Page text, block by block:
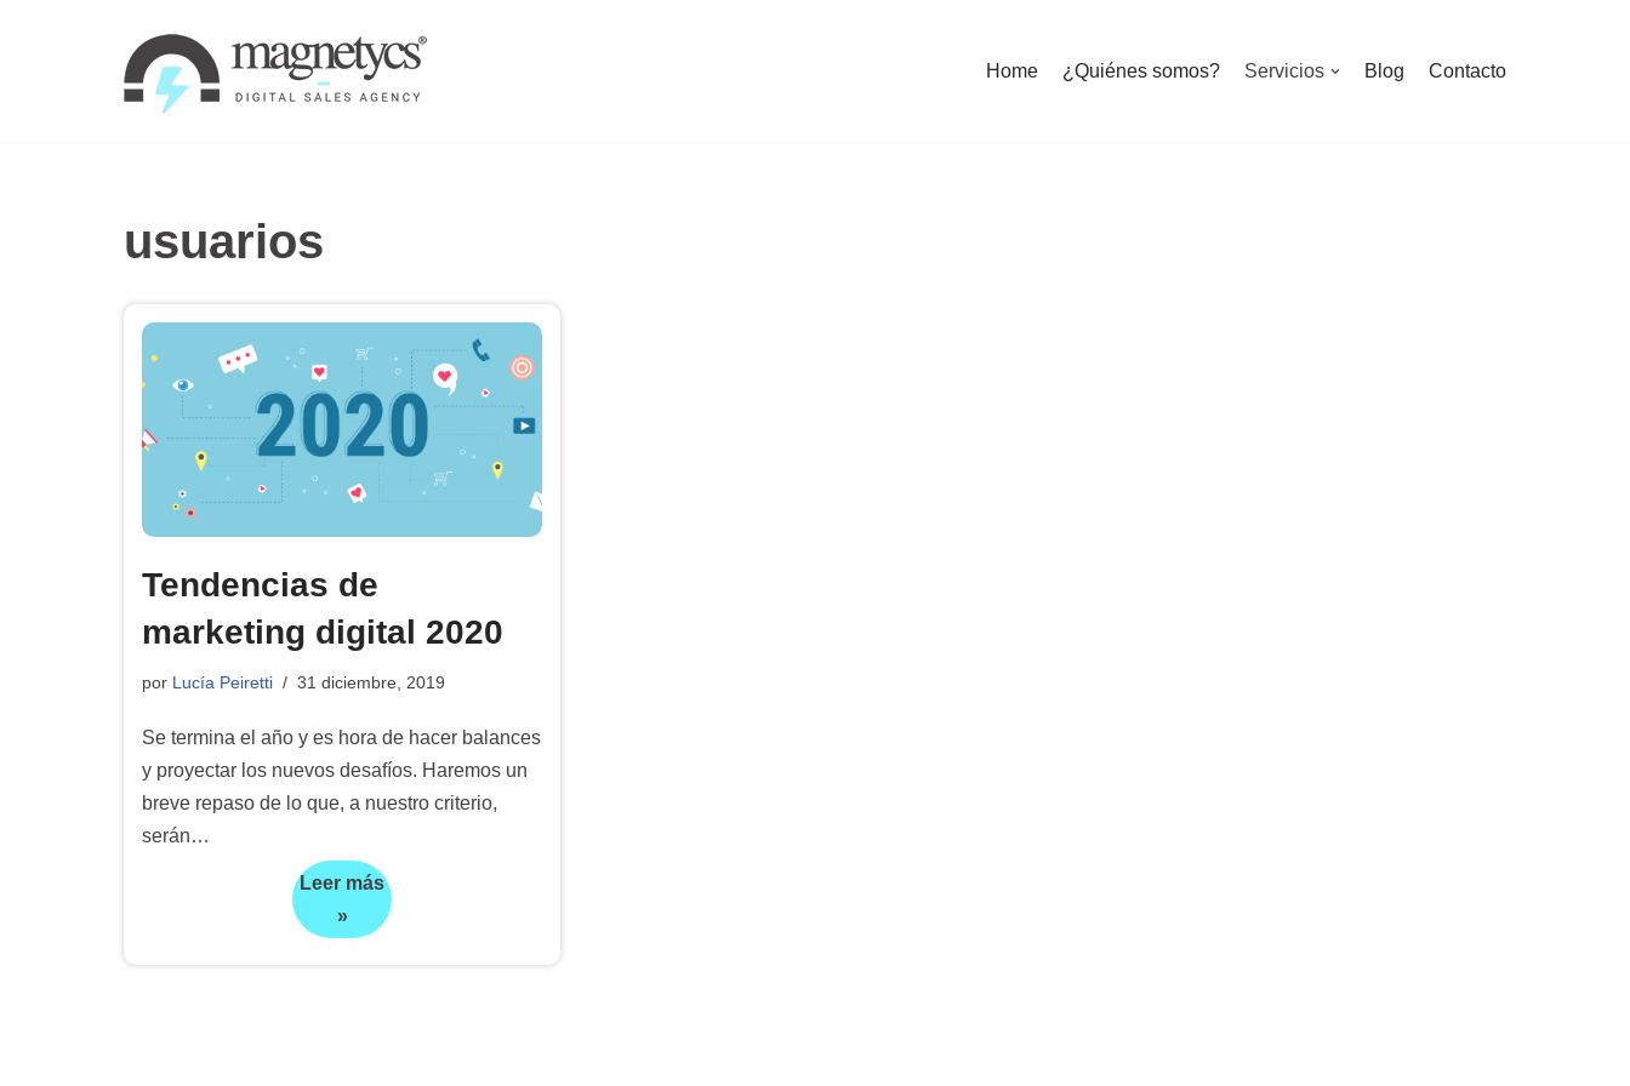
Home ¿Quiénes somos? Servicios Blog Contacto
usuarios
Tendencias de
marketing digital 2020
por Lucía Peiretti 31 diciembre, 2019
Se termina el año y es hora de hacer balances
y proyectar los nuevos desafíos. Haremos un
breve repaso de lo que, a nuestro criterio,
serán…
Leer más
»